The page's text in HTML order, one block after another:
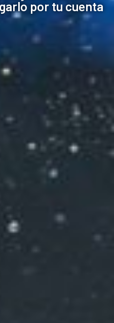
por tu cuenta